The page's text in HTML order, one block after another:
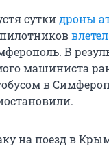
суткидроны
В
машиниста
в
на поезд в